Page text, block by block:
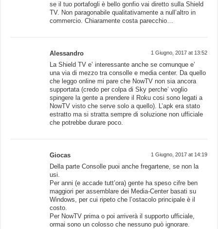
se il tuo portafogli è bello gonfio vai diretto sulla Shield
TV. Non paragonabile qualitativamente a null’altro in
commercio. Chiaramente costa parecchio…
Alessandro 1 Giugno, 2017 at 13:52
La Shield TV e’ interessante anche se comunque e’
una via di mezzo tra consolle e media center. Da quello
che leggo online mi pare che NowTV non sia ancora
supportata (credo per colpa di Sky perche’ voglio
spingere la gente a prendere il Roku cosi sono legati a
NowTV visto che serve solo a quello). L’apk era stato
estratto ma si stratta sempre di soluzione non ufficiale
che potrebbe durare poco.
Giocas 1 Giugno, 2017 at 14:19
Della parte Consolle puoi anche fregartene, se non la
usi.
Per anni (e accade tutt’ora) gente ha speso cifre ben
maggiori per assemblare dei Media-Center basati su
Windows, per cui ripeto che l’ostacolo principale è il
costo.
Per NowTV prima o poi arriverà il supporto ufficiale,
ormai sono un colosso che nessuno può ignorare.